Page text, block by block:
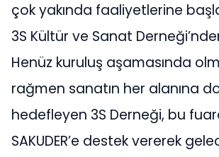
çok yakında faaliyetlerine
3S Kültür ve Sanat
Henüz kuruluş aşamasında
rağmen sanatın her alanına
hedefleyen 3S Derneği, bu
SAKUDER’e destek vererek